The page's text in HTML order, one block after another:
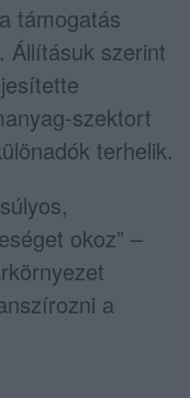
támogatás
Állításuk szerint
szektort
terhelik.
okoz” –
a